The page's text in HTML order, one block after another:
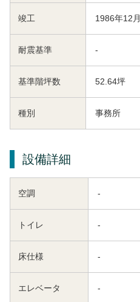
竣工 1986年12月
耐震基準 -
基準階坪数 52.64坪
種別 事務所
設備詳細
空調 -
トイレ -
床仕様 -
エレベータ -